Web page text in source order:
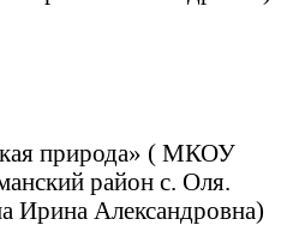
природа» ( МКОУ
район с. Оля.
Ирина Александровна)